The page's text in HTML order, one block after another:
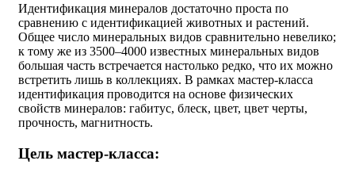
Идентификация минералов достаточно проста по
сравнению с идентификацией животных и растений.
Общее число минеральных видов сравнительно невелико;
к тому же из 3500–4000 известных минеральных видов
большая часть встречается настолько редко, что их можно
встретить лишь в коллекциях. В рамках мастер-класса
идентификация проводится на основе физических
свойств минералов: габитус, блеск, цвет, цвет черты,
прочность, магнитность.
Цель мастер-класса: